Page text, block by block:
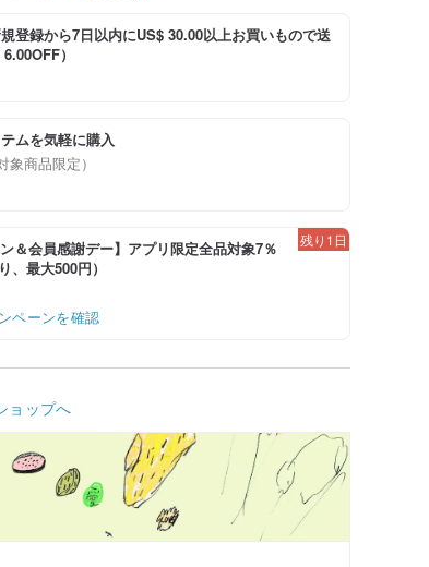
規登録から7日以内にUS$ 30.00以上お買いもので送
）
ムを気軽に購入
商品限定）
ン＆会員感謝デー】アプリ限定全品対象7％
、最大500円）
ペーンを確認
残り1日
ョップへ